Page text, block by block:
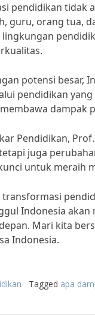
pendidikan tidak
guru, orang tua,
potensi besar,
pendidikan
dampak
Pendidikan,
juga
untuk meraih
Indonesia
Mari kita
Indonesia.
Tagged apa